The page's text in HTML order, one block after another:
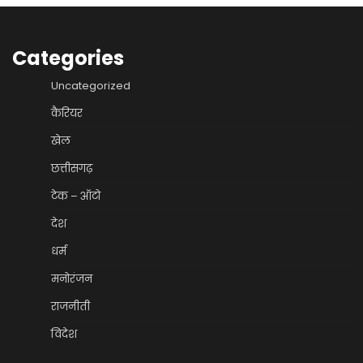
Categories
Uncategorized
कैरियर
खेल
छत्तीसगढ़
टेक – ऑटो
देश
धर्म
मनोरंजन
राजनीती
विदेश